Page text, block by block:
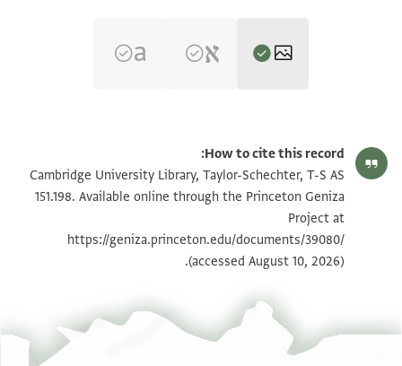
T-S AS 151.198 1v הגדל וסובב
תנאי היתר שימוש בתצלום
How to cite this record:
Cambridge University Library, Taylor-Schechter, T-S AS
151.198. Available online through the Princeton Geniza
Project at
https://geniza.princeton.edu/documents/39080/
(accessed August 10, 2026).